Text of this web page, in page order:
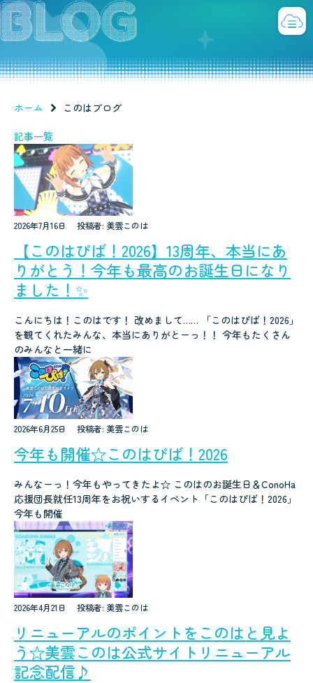
ホーム このはブログ
記事一覧
2026年7月16日 投稿者: 美雲このは
【このはぴば！2026】13周年、本当にあ
りがとう！今年も最高のお誕生日になり
ました！✨
こんにちは！このはです！ 改めまして…… 「このはぴば！2026」
を観てくれたみんな、本当にありがとーっ！！ 今年もたくさん
のみんなと一緒に
2026年6月25日 投稿者: 美雲このは
今年も開催☆このはぴば！2026
みんなーっ！今年もやってきたよ☆ このはのお誕生日＆ConoHa
応援団長就任13周年をお祝いするイベント「このはぴば！2026」
今年も開催
2026年4月21日 投稿者: 美雲このは
リニューアルのポイントをこのはと見よ
う☆美雲このは公式サイトリニューアル
記念配信♪